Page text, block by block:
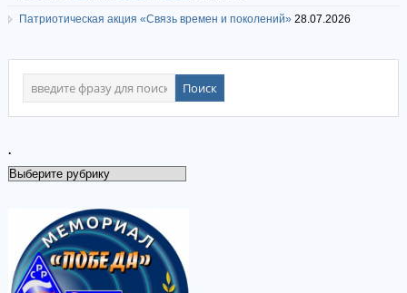
Патриотическая акция «Связь времен и поколений» 28.07.2026
.